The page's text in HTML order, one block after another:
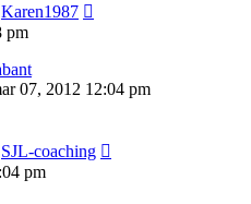
Karen1987
pm
07, 2012 12:04 pm
SJL-coaching
pm